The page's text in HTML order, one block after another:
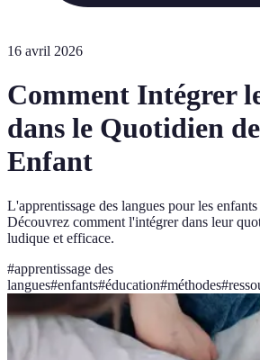
16 avril 2026
Comment Intégrer
dans le Quotidien
Enfant
L'apprentissage des langues pour les enfants
Découvrez comment l'intégrer dans leur
ludique et efficace.
#apprentissage des
langues#enfants#éducation#méthodes#